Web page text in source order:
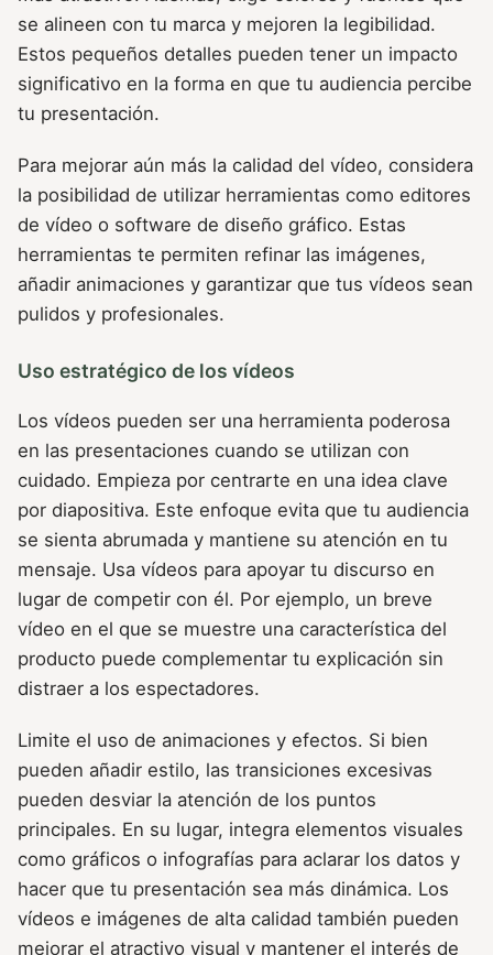
se alineen con tu marca y mejoren la legibilidad.
Estos pequeños detalles pueden tener un impacto
significativo en la forma en que tu audiencia percibe
tu presentación.
Para mejorar aún más la calidad del vídeo, considera
la posibilidad de utilizar herramientas como editores
de vídeo o software de diseño gráfico. Estas
herramientas te permiten refinar las imágenes,
añadir animaciones y garantizar que tus vídeos sean
pulidos y profesionales.
Uso estratégico de los vídeos
Los vídeos pueden ser una herramienta poderosa
en las presentaciones cuando se utilizan con
cuidado. Empieza por centrarte en una idea clave
por diapositiva. Este enfoque evita que tu audiencia
se sienta abrumada y mantiene su atención en tu
mensaje. Usa vídeos para apoyar tu discurso en
lugar de competir con él. Por ejemplo, un breve
vídeo en el que se muestre una característica del
producto puede complementar tu explicación sin
distraer a los espectadores.
Limite el uso de animaciones y efectos. Si bien
pueden añadir estilo, las transiciones excesivas
pueden desviar la atención de los puntos
principales. En su lugar, integra elementos visuales
como gráficos o infografías para aclarar los datos y
hacer que tu presentación sea más dinámica. Los
vídeos e imágenes de alta calidad también pueden
mejorar el atractivo visual y mantener el interés de